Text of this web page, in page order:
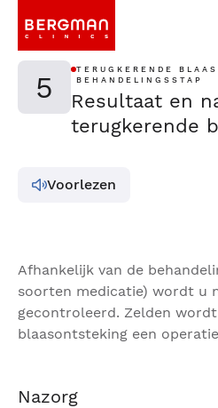
5
TERUGKERENDE
BEHANDELINGSSTAP
Resultaat en
terugkerende
Voorlezen
Afhankelijk van de
soorten medicatie) wordt u
gecontroleerd. Zelden
blaasontsteking een
Nazorg